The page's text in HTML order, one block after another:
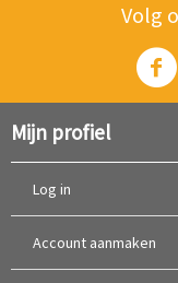
Volg
Mijn profiel
Log in
Account aanmaken